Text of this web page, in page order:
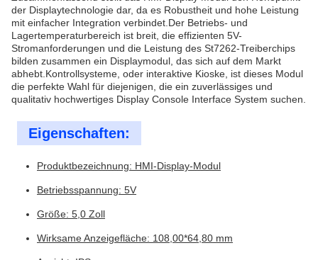
der Displaytechnologie dar, da es Robustheit und hohe Leistung
mit einfacher Integration verbindet.Der Betriebs- und
Lagertemperaturbereich ist breit, die effizienten 5V-
Stromanforderungen und die Leistung des St7262-Treiberchips
bilden zusammen ein Displaymodul, das sich auf dem Markt
abhebt.Kontrollsysteme, oder interaktive Kioske, ist dieses Modul
die perfekte Wahl für diejenigen, die ein zuverlässiges und
qualitativ hochwertiges Display Console Interface System suchen.
Eigenschaften:
Produktbezeichnung: HMI-Display-Modul
Betriebsspannung: 5V
Größe: 5,0 Zoll
Wirksame Anzeigefläche: 108,00*64,80 mm